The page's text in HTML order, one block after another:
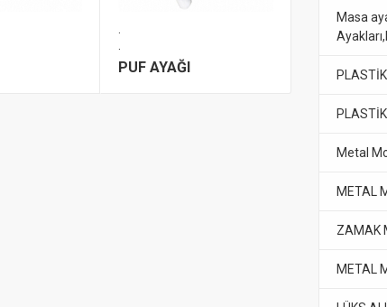
PUF AYAĞI KLASİK
Masa
Metal
METAL
ZAMAK
METAL